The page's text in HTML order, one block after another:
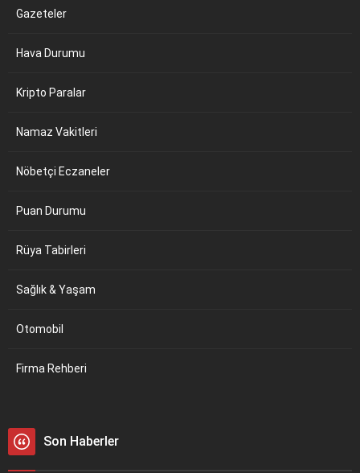
Gazeteler
Hava Durumu
Kripto Paralar
Namaz Vakitleri
Nöbetçi Eczaneler
Puan Durumu
Rüya Tabirleri
Sağlık & Yaşam
Otomobil
Firma Rehberi
Son Haberler